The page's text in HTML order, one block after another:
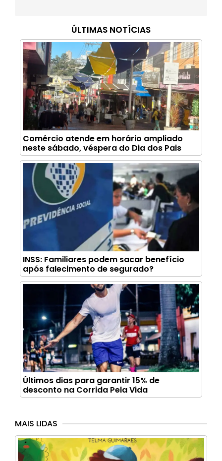
ÚLTIMAS NOTÍCIAS
Comércio atende em horário ampliado
neste sábado, véspera do Dia dos Pais
INSS: Familiares podem sacar benefício
após falecimento de segurado?
Últimos dias para garantir 15% de
desconto na Corrida Pela Vida
MAIS LIDAS